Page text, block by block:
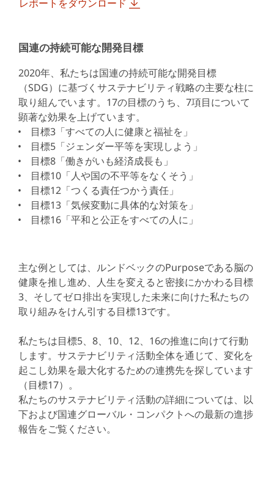
レポートをダウンロード
国連の持続可能な開発目標
2020年、私たちは国連の持続可能な開発目標
（SDG）に基づくサステナビリティ戦略の主要な柱に
取り組んでいます。17の目標のうち、7項目について
顕著な効果を上げています。
目標3「すべての人に健康と福祉を」
目標5「ジェンダー平等を実現しよう」
目標8「働きがいも経済成長も」
目標10「人や国の不平等をなくそう」
目標12「つくる責任つかう責任」
目標13「気候変動に具体的な対策を」
目標16「平和と公正をすべての人に」
主な例としては、ルンドベックのPurposeである脳の
健康を推し進め、人生を変えると密接にかかわる目標
3、そしてゼロ排出を実現した未来に向けた私たちの
取り組みをけん引する目標13です。
私たちは目標5、8、10、12、16の推進に向けて行動
します。サステナビリティ活動全体を通じて、変化を
起こし効果を最大化するための連携先を探しています
（目標17）。
私たちのサステナビリティ活動の詳細については、以
下および国連グローバル・コンパクトへの最新の進捗
報告をご覧ください。